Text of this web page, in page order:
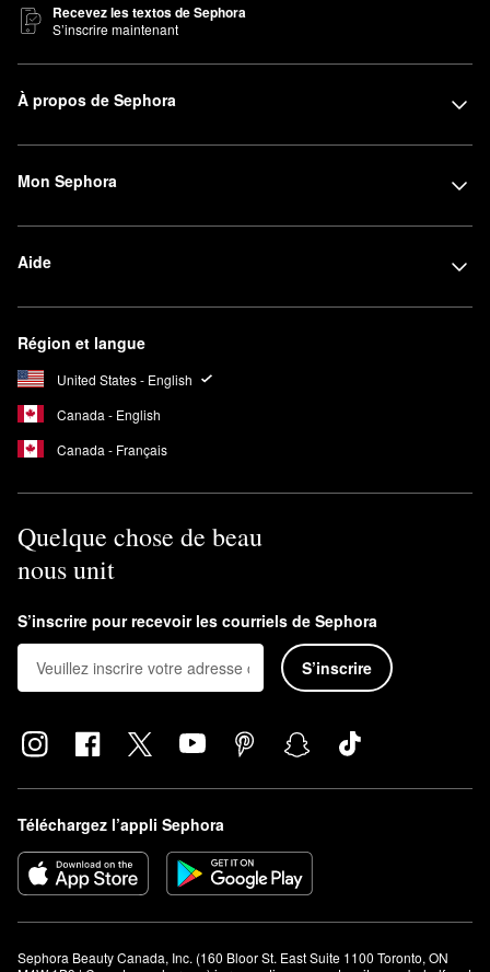
Recevez les textos de Sephora
S’inscrire maintenant
À propos de Sephora
Mon Sephora
Aide
Région et langue
United States - English
Canada - English
Canada - Français
Quelque chose de beau
nous unit
S’inscrire pour recevoir les courriels de Sephora
S’inscrire
Téléchargez l’appli Sephora
Sephora Beauty Canada, Inc. (160 Bloor St. East Suite 1100 Toronto, ON